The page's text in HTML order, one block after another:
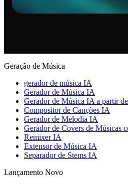
Geração de Música
gerador de música IA
Gerador de Música IA
Gerador de Música IA a partir
Compositor de Canções IA
Gerador de Melodia IA
Gerador de Covers de Músicas
Remixer IA
Extensor de Música IA
Separador de Stems IA
Lançamento Novo